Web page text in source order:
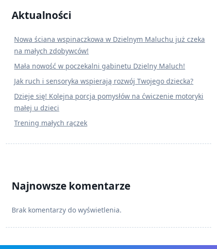
Aktualności
Nowa ściana wspinaczkowa w Dzielnym Maluchu już czeka
na małych zdobywców!
Mała nowość w poczekalni gabinetu Dzielny Maluch!
Jak ruch i sensoryka wspierają rozwój Twojego dziecka?
Dzieje się! Kolejna porcja pomysłów na ćwiczenie motoryki
małej u dzieci
Trening małych rączek
Najnowsze komentarze
Brak komentarzy do wyświetlenia.